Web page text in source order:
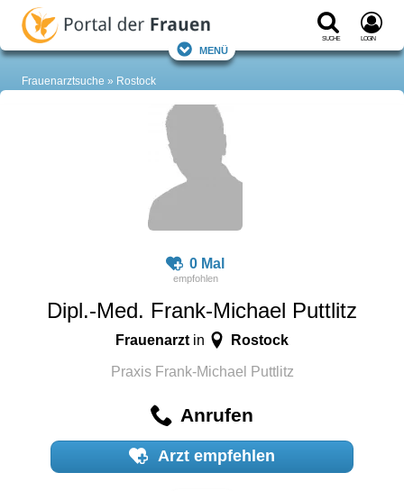
Suche Login
Menü
Frauenarztsuche Rostock
0 Mal
Dipl.-Med. Frank-Michael Puttlitz
Frauenarztin Rostock
Praxis Frank-Michael Puttlitz
Anrufen
Arzt empfehlen